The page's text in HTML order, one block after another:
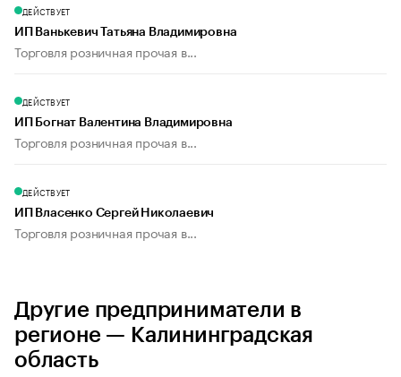
ДЕЙСТВУЕТ
ИП Ванькевич Татьяна Владимировна
Торговля розничная прочая в...
ДЕЙСТВУЕТ
ИП Богнат Валентина Владимировна
Торговля розничная прочая в...
ДЕЙСТВУЕТ
ИП Власенко Сергей Николаевич
Торговля розничная прочая в...
Другие предприниматели в
регионе — Калининградская
область